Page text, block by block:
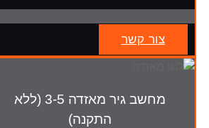
צור קשר
מחשב גיר מאזדה 3-5 (ללא
התקנה)